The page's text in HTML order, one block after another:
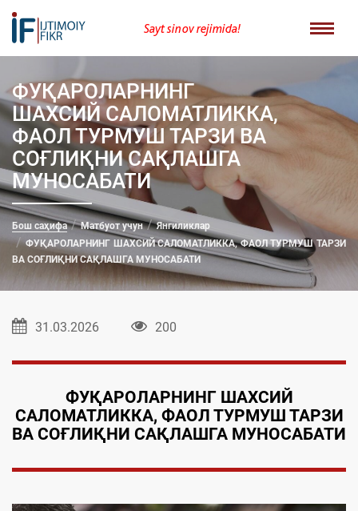
Sayt sinov rejimida!
ФУҚАРОЛАРНИНГ
ШАХСИЙ САЛОМАТЛИККА,
ФАОЛ ТУРМУШ ТАРЗИ ВА
СОҒЛИҚНИ САҚЛАШГА
МУНОСАБАТИ
Бош саҳифа Матбуот учун
Янгиликлар
ФУҚАРОЛАРНИНГ ШАХСИЙ САЛОМАТЛИККА, ФАОЛ ТУРМУШ ТАРЗИ
ВА СОҒЛИҚНИ САҚЛАШГА МУНОСАБАТИ
31.03.2026 200
ФУҚАРОЛАРНИНГ ШАХСИЙ
САЛОМАТЛИККА, ФАОЛ ТУРМУШ ТАРЗИ
ВА СОҒЛИҚНИ САҚЛАШГА МУНОСАБАТИ